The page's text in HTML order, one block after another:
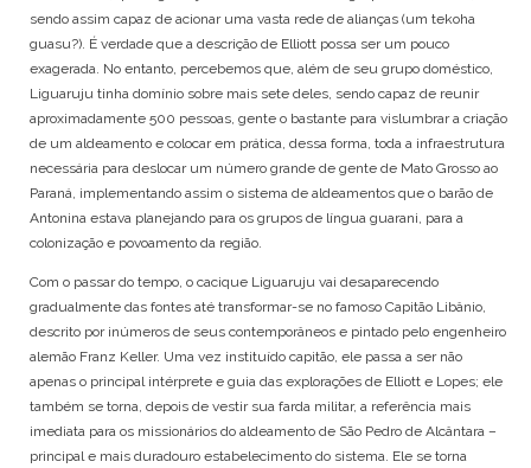
sendo assim capaz de acionar uma vasta rede de alianças (um tekoha
guasu?). É verdade que a descrição de Elliott possa ser um pouco
exagerada. No entanto, percebemos que, além de seu grupo doméstico,
Liguaruju tinha domínio sobre mais sete deles, sendo capaz de reunir
aproximadamente 500 pessoas, gente o bastante para vislumbrar a criação
de um aldeamento e colocar em prática, dessa forma, toda a infraestrutura
necessária para deslocar um número grande de gente de Mato Grosso ao
Paraná, implementando assim o sistema de aldeamentos que o barão de
Antonina estava planejando para os grupos de língua guarani, para a
colonização e povoamento da região.
Com o passar do tempo, o cacique Liguaruju vai desaparecendo
gradualmente das fontes até transformar-se no famoso Capitão Libânio,
descrito por inúmeros de seus contemporâneos e pintado pelo engenheiro
alemão Franz Keller. Uma vez instituído capitão, ele passa a ser não
apenas o principal intérprete e guia das explorações de Elliott e Lopes; ele
também se torna, depois de vestir sua farda militar, a referência mais
imediata para os missionários do aldeamento de São Pedro de Alcântara –
principal e mais duradouro estabelecimento do sistema. Ele se torna